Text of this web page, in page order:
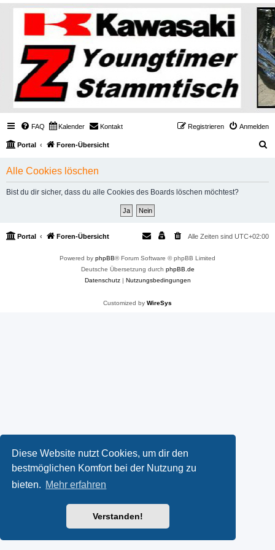
Diese Website nutzt Cookies, um dir den
bestmöglichen Komfort bei der Nutzung zu
bieten. Mehr erfahren
Verstanden!
FAQ Kalender Kontakt Anmelden
Registrieren
Portal Foren-Übersicht
Alle Cookies löschen
Bist du dir sicher, dass du alle Cookies des Boards löschen möchtest?
Portal Foren-Übersicht Alle Zeiten sind UTC+02:00
Powered by phpBB® Forum Software © phpBB Limited
Deutsche Übersetzung durch phpBB.de
Datenschutz| Nutzungsbedingungen
Customized by WireSys